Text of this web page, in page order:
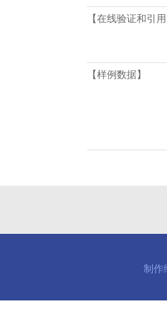
【在线验证和引用
【样例数据】
制作